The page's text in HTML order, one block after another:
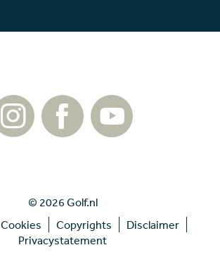
© 2026 Golf.nl
Cookies Copyrights
Disclaimer
Privacystatement